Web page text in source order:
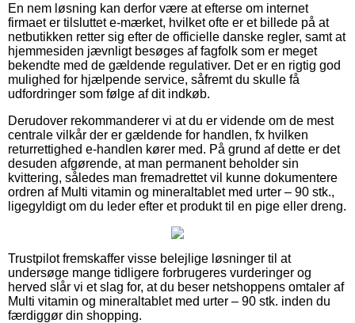
En nem løsning kan derfor være at efterse om internet
firmaet er tilsluttet e-mærket, hvilket ofte er et billede på at
netbutikken retter sig efter de officielle danske regler, samt at
hjemmesiden jævnligt besøges af fagfolk som er meget
bekendte med de gældende regulativer. Det er en rigtig god
mulighed for hjælpende service, såfremt du skulle få
udfordringer som følge af dit indkøb.
Derudover rekommanderer vi at du er vidende om de mest
centrale vilkår der er gældende for handlen, fx hvilken
returrettighed e-handlen kører med. På grund af dette er det
desuden afgørende, at man permanent beholder sin
kvittering, således man fremadrettet vil kunne dokumentere
ordren af Multi vitamin og mineraltablet med urter – 90 stk.,
ligegyldigt om du leder efter et produkt til en pige eller dreng.
Trustpilot fremskaffer visse belejlige løsninger til at
undersøge mange tidligere forbrugeres vurderinger og
herved slår vi et slag for, at du beser netshoppens omtaler af
Multi vitamin og mineraltablet med urter – 90 stk. inden du
færdiggør din shopping.